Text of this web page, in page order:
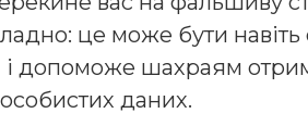
це може бути навіть
і допоможе шахраям
даних.